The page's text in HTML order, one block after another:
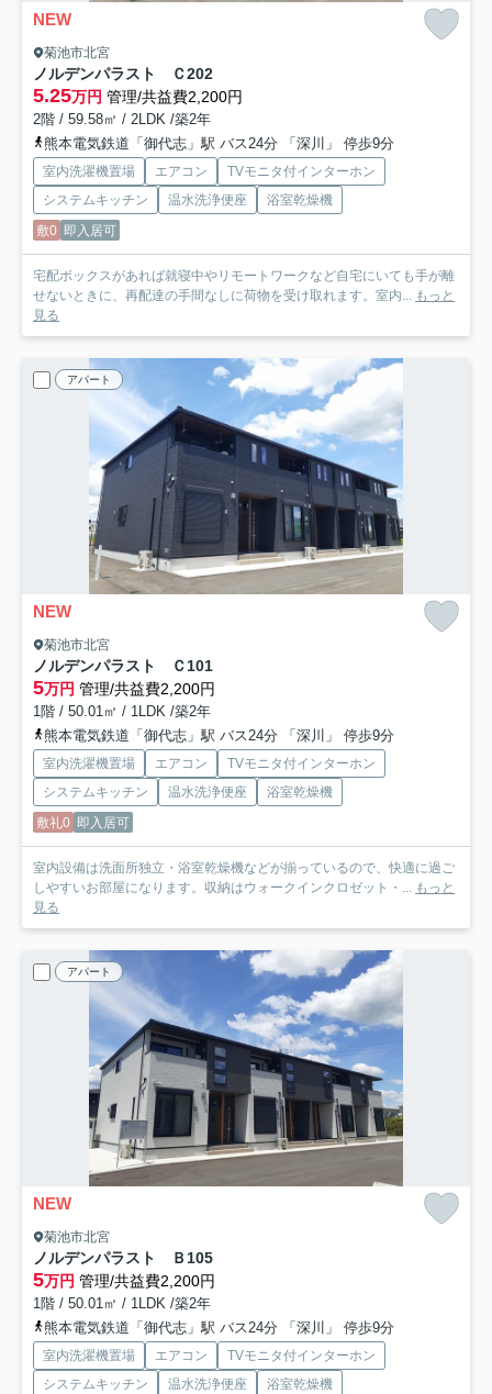
NEW
菊池市北宮
ノルデンパラスト Ｃ202
5.25万円 管理/共益費2,200円
2階 / 59.58㎡ / 2LDK /築2年
熊本電気鉄道「御代志」駅 バス24分 「深川」 停歩9分
室内洗濯機置場 エアコン
TVモニタ付インターホン
システムキッチン
温水洗浄便座
浴室乾燥機
敷0 即入居可
宅配ボックスがあれば就寝中やリモートワークなど自宅にいても手が離
せないときに、再配達の手間なしに荷物を受け取れます。室内...
もっと
見る
アパート
NEW
菊池市北宮
ノルデンパラスト Ｃ101
5万円 管理/共益費2,200円
1階 / 50.01㎡ / 1LDK /築2年
熊本電気鉄道「御代志」駅 バス24分 「深川」 停歩9分
室内洗濯機置場 エアコン
TVモニタ付インターホン
システムキッチン
温水洗浄便座
浴室乾燥機
敷礼0 即入居可
室内設備は洗面所独立・浴室乾燥機などが揃っているので、快適に過ご
しやすいお部屋になります。収納はウォークインクロゼット・... もっと
見る
アパート
NEW
菊池市北宮
ノルデンパラスト Ｂ 105
5万円 管理/共益費2,200円
1階 / 50.01㎡ / 1LDK /築2年
熊本電気鉄道「御代志」駅 バス24分 「深川」 停歩9分
室内洗濯機置場 エアコン
TVモニタ付インターホン
システムキッチン
温水洗浄便座
浴室乾燥機